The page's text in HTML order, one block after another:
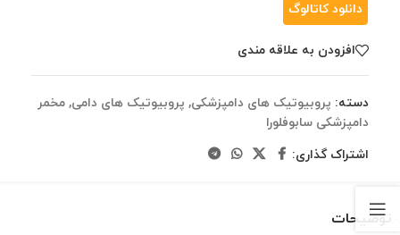
دانلود کاتالوگ
افزودن به علاقه مندی
دسته: پروبیوتیک های دامپزشکی, پروبیوتیک های دامی, مخمر
دامپزشکی سابوفلورا
اشتراک گذاری:
توضیحات